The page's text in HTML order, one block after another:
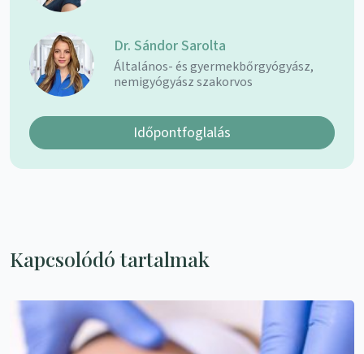
Dr. Sándor Sarolta
Általános- és gyermekbőrgyógyász,
nemigyógyász szakorvos
Időpontfoglalás
Kapcsolódó tartalmak